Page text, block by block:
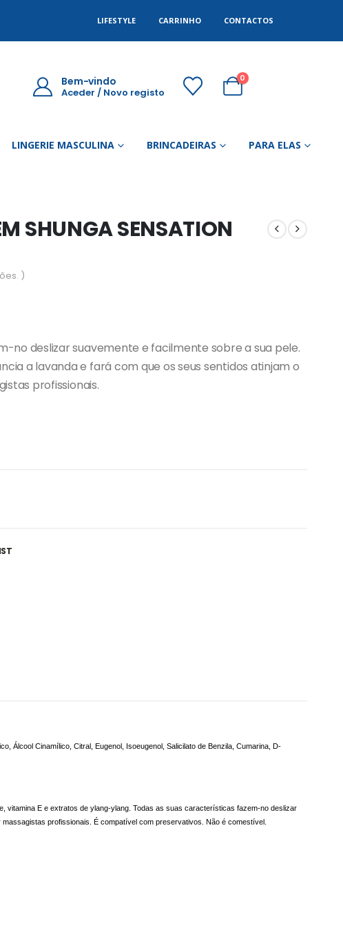
LIFESTYLE CARRINHO CONTACTOS
Bem-vindo
Aceder / Novo registo
0
LINGERIE MASCULINA BRINCADEIRAS PARA ELAS
SHUNGA SENSATION
)
no deslizar suavemente e facilmente sobre a sua pele.
a lavanda e fará com que os seus sentidos atinjam o
profissionais.
Álcool Cinamílico, Citral, Eugenol, Isoeugenol, Salicilato de Benzila, Cumarina, D-
vitamina E e extratos de ylang-ylang. Todas as suas características fazem-no deslizar
profissionais. É compatível com preservativos. Não é comestível.